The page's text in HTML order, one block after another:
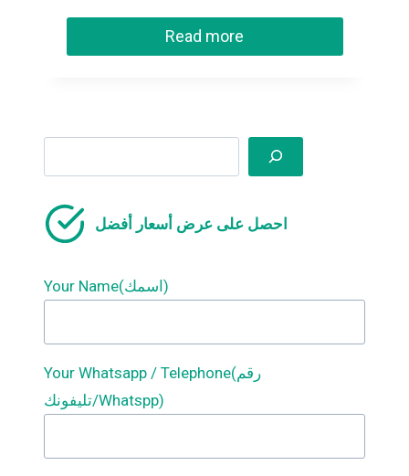
Read more
احصل على عرض أسعار أفضل
Your Name(اسمك)
Your Whatsapp / Telephone(رقم
تليفونك/Whatspp)